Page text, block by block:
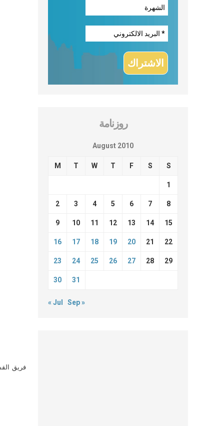
فريق
روزنامة
August 2010
M T W T F S S
1
2 3 4 5 6 7 8
9 10 11 12 13 14 15
16 17 18 19 20 21 22
23 24 25 26 27 28 29
30 31
« Jul Sep »